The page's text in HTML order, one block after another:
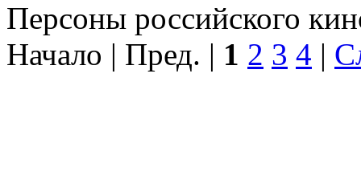
Персоны российского
Начало | Пред. | 1 2 3 4 |